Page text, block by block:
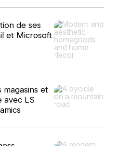
de ses
et Microsoft
magasins et
avec LS